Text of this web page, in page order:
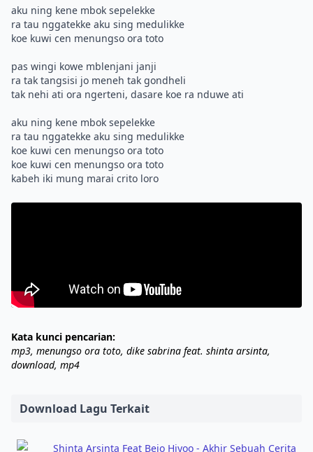
aku ning kene mbok sepelekke
ra tau nggatekke aku sing medulikke
koe kuwi cen menungso ora toto
pas wingi kowe mblenjani janji
ra tak tangsisi jo meneh tak gondheli
tak nehi ati ora ngerteni, dasare koe ra nduwe ati
aku ning kene mbok sepelekke
ra tau nggatekke aku sing medulikke
koe kuwi cen menungso ora toto
koe kuwi cen menungso ora toto
Kata kunci pencarian:
mp3, menungso ora toto, dike sabrina feat. shinta arsinta,
download, mp4
Download Lagu Terkait
Shinta Arsinta Feat Bejo Hiyoo - Akhir Sebuah Cerita